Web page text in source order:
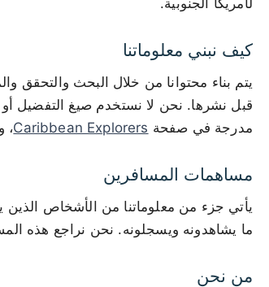
لأمريكا الجنوبية.
كيف نبني معلوماتنا
يتم بناء محتوانا من خلال البحث والتحقق
قبل نشرها. نحن لا نستخدم صيغ التفضيل أو
مدرجة في صفحة Caribbean Explorers،
مساهمات المسافرين
يأتي جزء من معلوماتنا من الأشخاص الذين
ما يشاهدونه ويسجلونه. نحن نراجع هذه
من نحن